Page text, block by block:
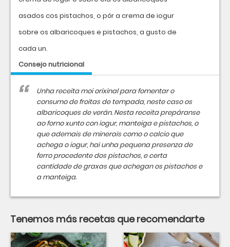
asados cos pistachos, o pór a crema de iogur
sobre os albaricoques e pistachos, a gusto de
cada un.
Consejo nutricional
Unha receita moi orixinal para fomentar o
consumo de froitas de tempada, neste caso os
albaricoques de verán. Nesta receita prepáranse
ao forno xunto con iogur, manteiga e pistachos, o
que ademais de minerais como o calcio que
achega o iogur, hai unha pequena presenza de
ferro procedente dos pistachos, e certa
cantidade de graxas que achegan os pistachos e
a manteiga.
Tenemos más recetas que recomendarte